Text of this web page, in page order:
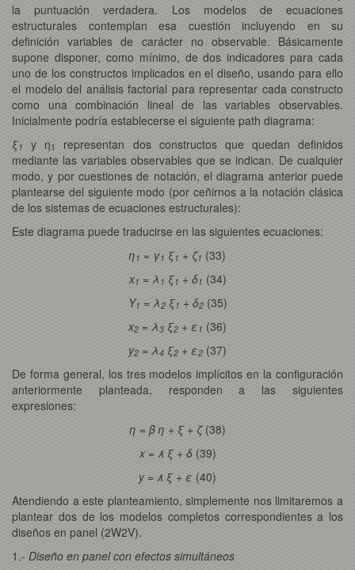
la puntuación verdadera. Los modelos de ecuaciones
estructurales contemplan esa cuestión incluyendo en su
definición variables de carácter no observable. Básicamente
supone disponer, como mínimo, de dos indicadores para cada
uno de los constructos implicados en el diseño, usando para ello
el modelo del análisis factorial para representar cada constructo
como una combinación lineal de las variables observables.
Inicialmente podría establecerse el siguiente path diagrama:
ξ1 y η1
representan dos constructos que quedan definidos
mediante las variables observables que se indican. De cualquier
modo, y por cuestiones de notación, el diagrama anterior puede
plantearse del siguiente modo (por ceñirnos a la notación clásica
de los sistemas de ecuaciones estructurales):
Este diagrama puede traducirse en las siguientes ecuaciones:
η 1 = γ1 ξ1 + ζ1 (33)
x1 = λ 1 ξ1 + δ1 (34)
Y1 = λ2ξ1 + δ2(35)
x2 = λ3 ξ2 + ε 1 (36)
y2 = λ4 ξ2 + ε2 (37)
De forma general, los tres modelos implícitos en la configuración
anteriormente planteada, responden a las siguientes
expresiones:
η = β η + ξ + ζ(38)
x = ٨ ξ + δ (39)
y = ٨ ξ + ε (40)
Atendiendo a este planteamiento, simplemente nos limitaremos a
plantear dos de los modelos completos correspondientes a los
diseños en panel (2W2V).
1.- Diseño en panel con efectos simultáneos